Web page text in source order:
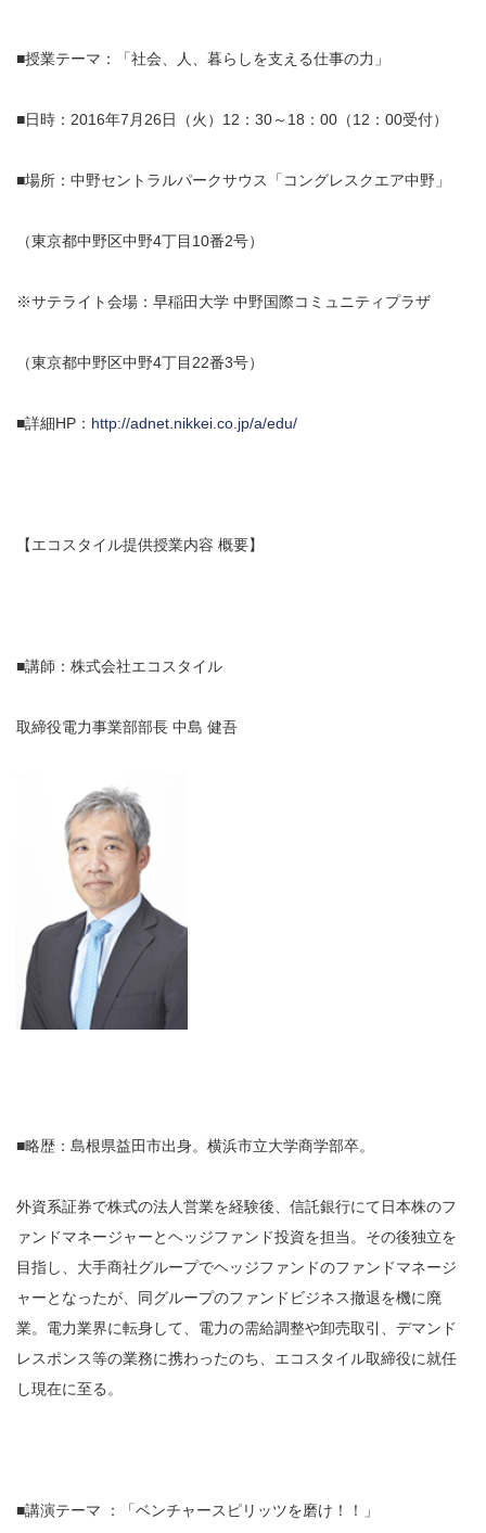
■授業テーマ：「社会、人、暮らしを支える仕事の力」
■日時：2016年7月26日（火）12：30～18：00（12：00受付）
■場所：中野セントラルパークサウス「コングレスクエア中野」
（東京都中野区中野4丁目10番2号）
※サテライト会場：早稲田大学 中野国際コミュニティプラザ
（東京都中野区中野4丁目22番3号）
■詳細HP： http://adnet.nikkei.co.jp/a/edu/
【エコスタイル提供授業内容 概要】
■講師：株式会社エコスタイル
取締役電力事業部部長 中島 健吾
■略歴：島根県益田市出身。横浜市立大学商学部卒。
外資系証券で株式の法人営業を経験後、信託銀行にて日本株のフ
ァンドマネージャーとヘッジファンド投資を担当。その後独立を
目指し、大手商社グループでヘッジファンドのファンドマネージ
ャーとなったが、同グループのファンドビジネス撤退を機に廃
業。電力業界に転身して、電力の需給調整や卸売取引、デマンド
レスポンス等の業務に携わったのち、エコスタイル取締役に就任
し現在に至る。
■講演テーマ ：「ベンチャースピリッツを磨け！！」